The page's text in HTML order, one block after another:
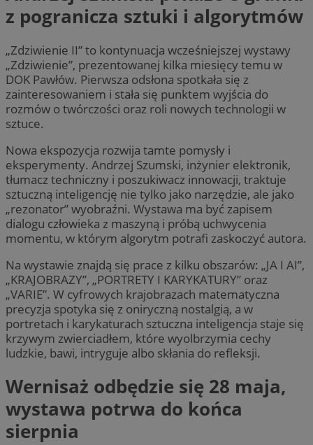
z pogranicza sztuki i algorytmów
„Zdziwienie II” to kontynuacja wcześniejszej wystawy
„Zdziwienie”, prezentowanej kilka miesięcy temu w
DOK Pawłów. Pierwsza odsłona spotkała się z
zainteresowaniem i stała się punktem wyjścia do
rozmów o twórczości oraz roli nowych technologii w
sztuce.
Nowa ekspozycja rozwija tamte pomysły i
eksperymenty. Andrzej Szumski, inżynier elektronik,
tłumacz techniczny i poszukiwacz innowacji, traktuje
sztuczną inteligencję nie tylko jako narzędzie, ale jako
„rezonator” wyobraźni. Wystawa ma być zapisem
dialogu człowieka z maszyną i próbą uchwycenia
momentu, w którym algorytm potrafi zaskoczyć autora.
Na wystawie znajdą się prace z kilku obszarów: „JA I AI”,
„KRAJOBRAZY”, „PORTRETY I KARYKATURY” oraz
„VARIE”. W cyfrowych krajobrazach matematyczna
precyzja spotyka się z oniryczną nostalgią, a w
portretach i karykaturach sztuczna inteligencja staje się
krzywym zwierciadłem, które wyolbrzymia cechy
ludzkie, bawi, intryguje albo skłania do refleksji.
Wernisaż odbędzie się 28 maja,
wystawa potrwa do końca
sierpnia